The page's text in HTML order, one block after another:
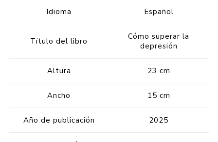
Idioma Español
Título del libro
Cómo superar la
depresión
Altura 23 cm
Ancho 15 cm
Año de publicación 2025